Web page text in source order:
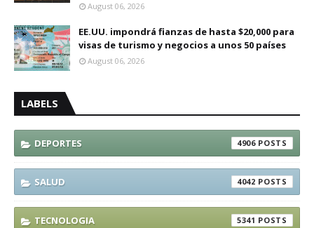
August 06, 2026
EE.UU. impondrá fianzas de hasta $20,000 para
visas de turismo y negocios a unos 50 países
August 06, 2026
LABELS
DEPORTES 4906
SALUD 4042
TECNOLOGIA 5341